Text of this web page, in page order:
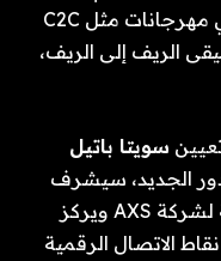
وكول سويندل، وقدمت عروضها في مهرجانات مثل C2C
الريف إلى الريف،
سويتا باتيل
الجديد، سيشرف
باتيل على منظمة التسويق العالمية لشركة AXS ويركز
الاتصال الرقمية